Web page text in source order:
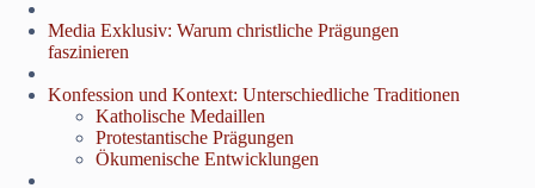
Media Exklusiv: Warum christliche Prägungen
faszinieren
Konfession und Kontext: Unterschiedliche Traditionen
Katholische Medaillen
Protestantische Prägungen
Ökumenische Entwicklungen